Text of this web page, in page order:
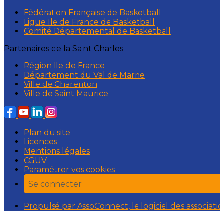
Fédération Française de Basketball
Ligue Ile de France de Basketball
Comité Départemental de Basketball
Partenaires de la Saint Charles
Région Ile de France
Département du Val de Marne
Ville de Charenton
Ville de Saint Maurice
Plan du site
Licences
Mentions légales
CGUV
Paramétrer vos cookies
Se connecter
Propulsé par AssoConnect, le logiciel des